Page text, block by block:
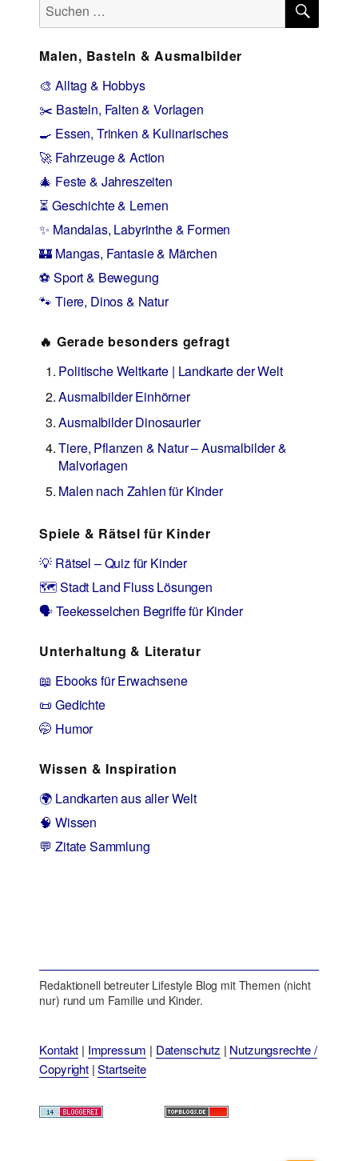
nach:
Malen, Basteln & Ausmalbilder
🎨 Alltag & Hobbys
✂️ Basteln, Falten & Vorlagen
🍳 Essen, Trinken & Kulinarisches
🚀 Fahrzeuge & Action
🎄 Feste & Jahreszeiten
⏳ Geschichte & Lernen
✨ Mandalas, Labyrinthe & Formen
🏰 Mangas, Fantasie & Märchen
⚽ Sport & Bewegung
🐾 Tiere, Dinos & Natur
🔥 Gerade besonders gefragt
Politische Weltkarte | Landkarte der Welt
Ausmalbilder Einhörner
Ausmalbilder Dinosaurier
Tiere, Pflanzen & Natur – Ausmalbilder &
Malvorlagen
Malen nach Zahlen für Kinder
Spiele & Rätsel für Kinder
💡 Rätsel – Quiz für Kinder
🗺️ Stadt Land Fluss Lösungen
🗣️ Teekesselchen Begriffe für Kinder
Unterhaltung & Literatur
📖 Ebooks für Erwachsene
📜 Gedichte
🤭 Humor
Wissen & Inspiration
🌍 Landkarten aus aller Welt
🧠 Wissen
💬 Zitate Sammlung
Redaktionell betreuter Lifestyle Blog mit Themen (nicht
nur) rund um Familie und Kinder.
Kontakt | Impressum | Datenschutz | Nutzungsrechte /
Copyright|Startseite